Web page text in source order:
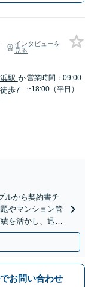
インタビューを
見る
駅 か
歩7
営業時間：09:00
~18:00（平日）
ルから契約書チ
やマンション管
を活かし、迅速
対応】
お問い合わせ